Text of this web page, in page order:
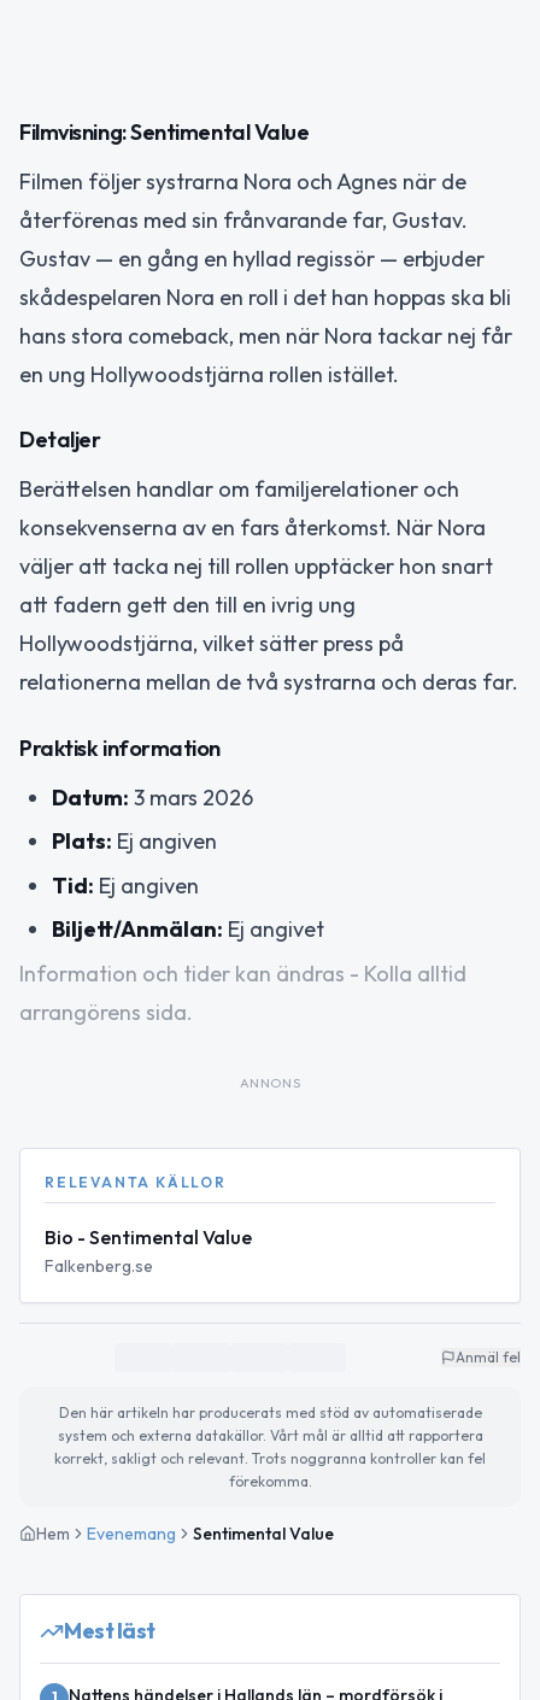
Filmvisning: Sentimental Value
Filmen följer systrarna Nora och Agnes när de
återförenas med sin frånvarande far, Gustav.
Gustav — en gång en hyllad regissör — erbjuder
skådespelaren Nora en roll i det han hoppas ska bli
hans stora comeback, men när Nora tackar nej får
en ung Hollywoodstjärna rollen istället.
Detaljer
Berättelsen handlar om familjerelationer och
konsekvenserna av en fars återkomst. När Nora
väljer att tacka nej till rollen upptäcker hon snart
att fadern gett den till en ivrig ung
Hollywoodstjärna, vilket sätter press på
relationerna mellan de två systrarna och deras far.
Praktisk information
Datum: 3 mars 2026
Plats: Ej angiven
Tid: Ej angiven
Biljett/Anmälan: Ej angivet
Information och tider kan ändras - Kolla alltid
arrangörens sida.
ANNONS
RELEVANTA KÄLLOR
Bio - Sentimental Value
Falkenberg.se
Anmäl fel
Den här artikeln har producerats med stöd av automatiserade
system och externa datakällor. Vårt mål är alltid att rapportera
korrekt, sakligt och relevant. Trots noggranna kontroller kan fel
förekomma.
Hem Evenemang Sentimental Value
Mest läst
Nattens händelser i Hallands län – mordförsök i